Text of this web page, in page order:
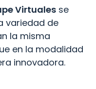
Virtuales se
variedad de
la misma
en la modalidad
innovadora.